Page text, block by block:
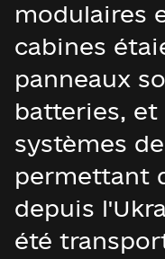
modulaires
cabines
panneaux
batteries, et
systèmes
permettant
depuis
été